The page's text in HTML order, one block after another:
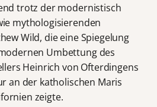
trotz der modernistisch
mythologisierenden
Wild, die eine Spiegelung
Umbettung des
Heinrich von Ofterdingens
an der katholischen Maris
zeigte.